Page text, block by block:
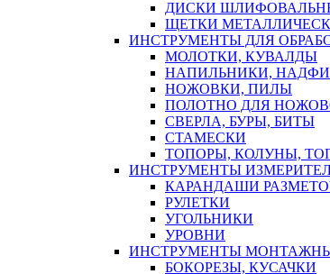
ДИСКИ
ЩЕТКИ
ИНСТРУМЕНТЫ ДЛЯ
МОЛОТКИ, КУВАЛДЫ
НАПИЛЬНИКИ,
НОЖОВКИ, ПИЛЫ
ПОЛОТНО ДЛЯ
СВЕРЛА, БУРЫ, БИТЫ
СТАМЕСКИ
ТОПОРЫ, КОЛУНЫ,
ИНСТРУМЕНТЫ
КАРАНДАШИ
РУЛЕТКИ
УГОЛЬНИКИ
УРОВНИ
ИНСТРУМЕНТЫ
БОКОРЕЗЫ, КУСАЧКИ